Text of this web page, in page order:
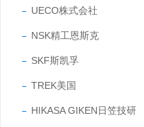
UECO株式会社
NSK精工恩斯克
SKF斯凯孚
TREK美国
HIKASA GIKEN日笠技研